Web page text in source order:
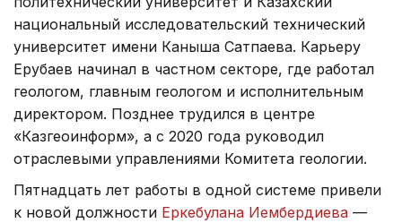
национальный исследовательский технический
университет имени Каныша Сатпаева. Карьеру
Ерубаев начинал в частном секторе, где работал
геологом, главным геологом и исполнительным
директором. Позднее трудился в центре
«Казгеоинформ», а с 2020 года руководил
отраслевыми управлениями Комитета геологии.
Пятнадцать лет работы в одной системе привели
к новой должности Еркебулана Иембердиева —